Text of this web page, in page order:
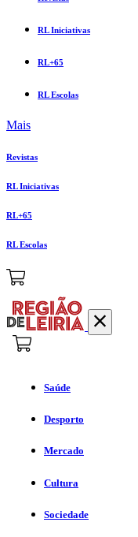
RL Iniciativas
RL+65
RL Escolas
Mais
Revistas
RL Iniciativas
RL+65
RL Escolas
Saúde
Desporto
Mercado
Cultura
Sociedade